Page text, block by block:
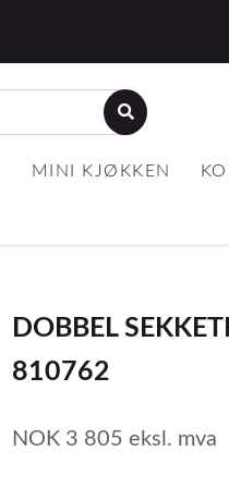
MINI KJØKKEN
DOBBEL
810762
NOK 3 805 eksl. mva